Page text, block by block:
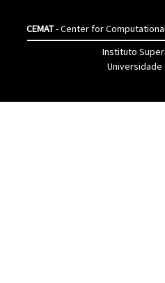
CEMAT- Center for
Instituto
Universidade